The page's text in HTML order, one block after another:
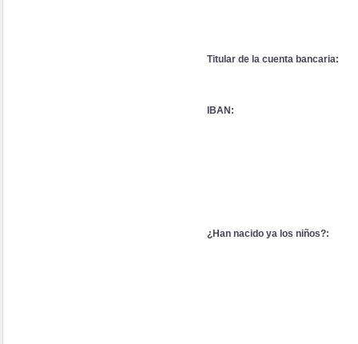
Titular de la cuenta bancaria:
IBAN:
¿Han nacido ya los niños?: